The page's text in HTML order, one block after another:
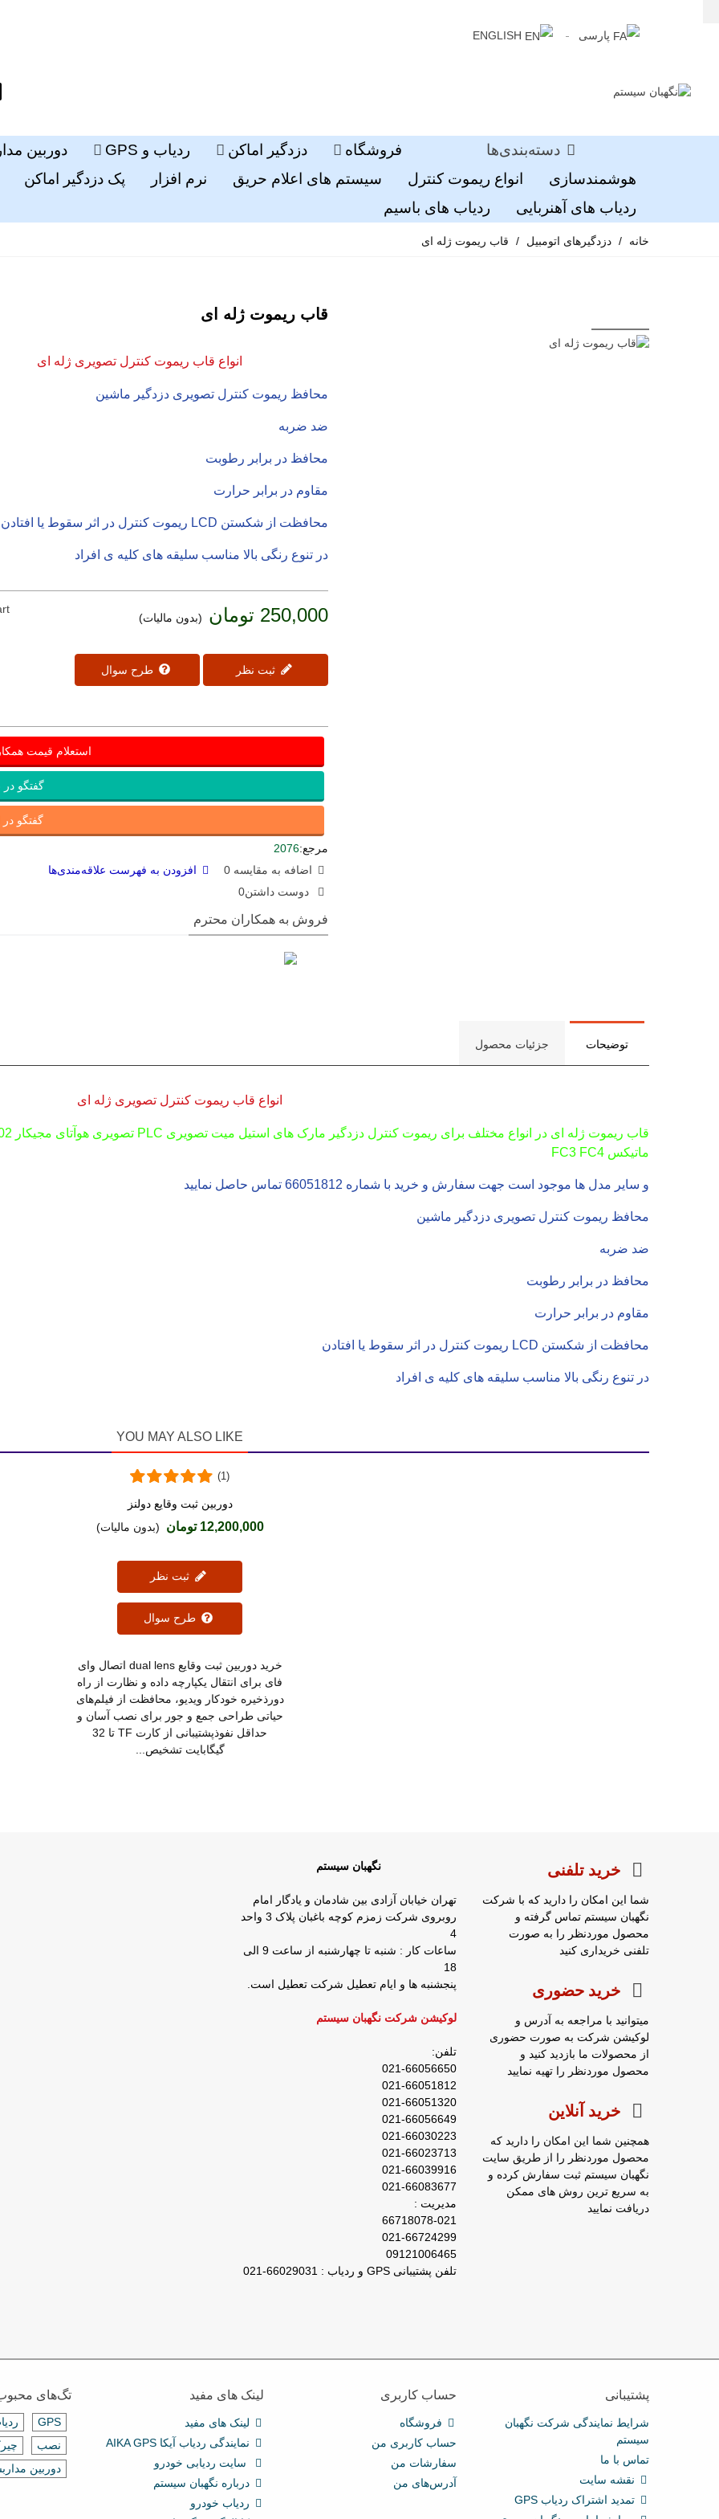
پارسی ENGLISH
دسته‌بندی‌ها فروشگاه دزدگیر اماکن ردیاب و GPS دوربین
هوشمندسازی
انواع ریموت کنترل سیستم های اعلام حریق نرم افزار پک دزدگیر اماکن
ردیاب های آهنربایی
ردیاب های باسیم
خانه / دزدگیرهای اتومبیل / قاب ریموت ژله ای
قاب ریموت ژله ای
انواع قاب ریموت کنترل تصویری ژله ای
محافظ ریموت کنترل تصویری دزدگیر ماشین
ضد ضربه
محافظ در برابر رطوبت
مقاوم در برابر حرارت
محافظت از شکستن LCD ریموت کنترل در اثر سقوط یا افتادن
در تنوع رنگی بالا مناسب سلیقه های کلیه ی افراد
250,000 تومان (بدون مالیات)
ثبت نظر طرح سوال
استعلام قیمت
گفتگو در
گفتگو در
مرجع:2076
اضافه به مقایسه 0
افزودن به فهرست علاقه‌مندی‌ها
دوست داشتن0
فروش به همکاران محترم
توضیحات جزئیات محصول
انواع قاب ریموت کنترل تصویری ژله ای
ماتیکس FC3 FC4
و سایر مدل ها موجود است جهت سفارش و خرید با شماره 66051812 تماس حاصل نمایید
محافظ ریموت کنترل تصویری دزدگیر ماشین
ضد ضربه
محافظ در برابر رطوبت
مقاوم در برابر حرارت
محافظت از شکستن LCD ریموت کنترل در اثر سقوط یا افتادن
در تنوع رنگی بالا مناسب سلیقه های کلیه ی افراد
YOU MAY ALSO LIKE
دوست داشتن
دوربین ثبت وقایع دولنز
12,200,000 تومان (بدون مالیات)
ثبت نظر
طرح سوال
(1)
خرید دوربین ثبت وقایع dual lens اتصال وای
فای برای انتقال یکپارچه داده و نظارت از راه
دورذخیره خودکار ویدیو، محافظت از فیلم‌های
حیاتی طراحی جمع و جور برای نصب آسان و
حداقل نفوذپشتیبانی از کارت TF تا 32
گیگابایت تشخیص...
خرید تلفنی
شما این امکان را دارید که با شرکت
نگهبان سیستم تماس گرفته و
محصول موردنظر را به صورت
تلفنی خریداری کنید
خرید حضوری
میتوانید با مراجعه به آدرس و
لوکیشن شرکت به صورت حضوری
از محصولات ما بازدید کنید و
محصول موردنظر را تهیه نمایید
خرید آنلاین
همچنین شما این امکان را دارید که
محصول موردنظر را از طریق سایت
نگهبان سیستم ثبت سفارش کرده و
به سریع ترین روش های ممکن
دریافت نمایید
نگهبان سیستم
تهران خیابان آزادی بین شادمان و یادگار امام
روبروی شرکت زمزم کوچه باغبان پلاک 3 واحد
4
ساعات کار : شنبه تا چهارشنبه از ساعت 9 الی
18
پنجشنبه ها و ایام تعطیل شرکت تعطیل است.
لوکیشن شرکت نگهبان سیستم
تلفن:
021-66056650
021-66051812
021-66051320
021-66056649
021-66030223
021-66023713
021-66039916
021-66083677
مدیریت :
66718078-021
021-66724299
09121006465
تلفن پشتیبانی GPS و ردیاب : 66029031-021
پشتیبانی
شرایط نمایندگی شرکت نگهبان
سیستم
تماس با ما
نقشه سایت
تمدید اشتراک ردیاب GPS
حساب کاربری
فروشگاه
حساب کاربری من
سفارشات من
آدرس‌های من
لینک های مفید
لینک های مفید
نمایندگی ردیاب آیکا AIKA GPS
سایت ردیابی خودرو
درباره نگهبان سیستم
ردیاب خودرو
تگ‌های
GPS
نصب
دوربین